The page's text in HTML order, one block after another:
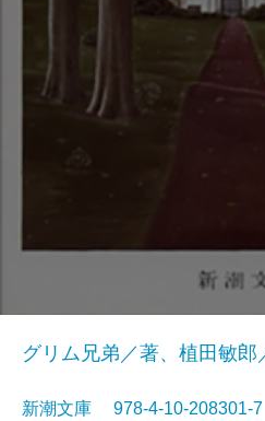
グリム兄弟／著、植田敏郎
新潮文庫 978-4-10-